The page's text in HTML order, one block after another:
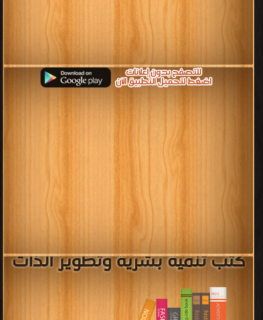
كتب تنمية بشرية وتطوير الذات